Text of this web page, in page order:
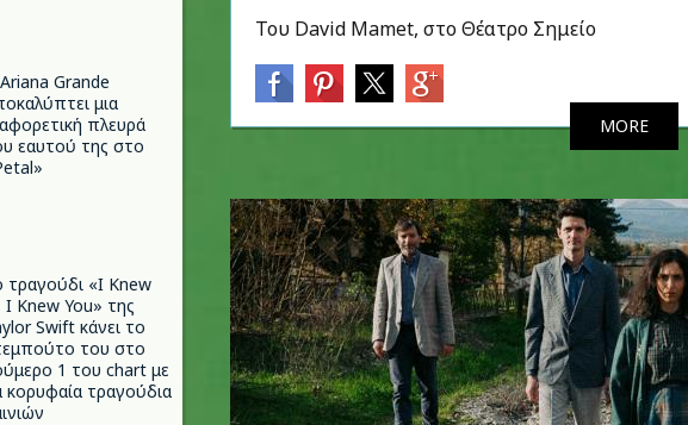
Grande
μια
πλευρά
εαυτού της στο
τραγούδι «I Knew
Knew You» της
Swift κάνει το
του στο
1 του chart με
κορυφαία τραγούδια
Του David Mamet, στο Θέατρο Σημείο
MORE